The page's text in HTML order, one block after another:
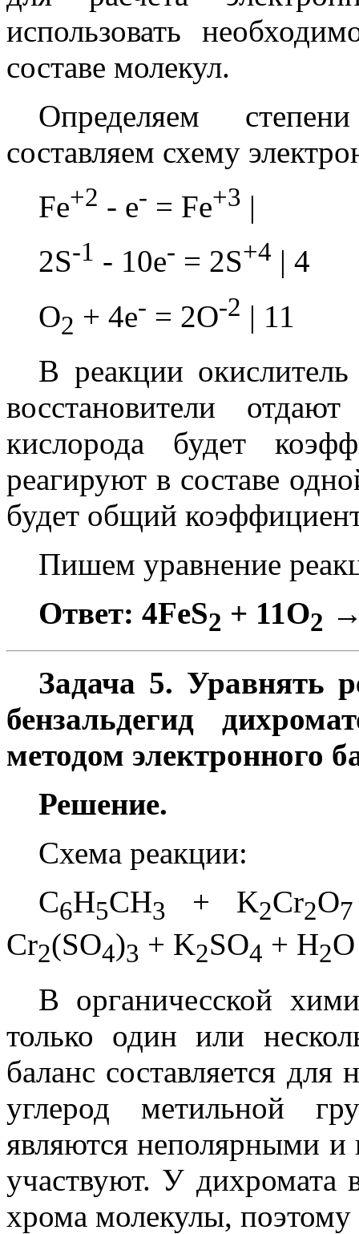
использовать
составе молекул.
Определяем
составляем схему
Fe+2 - e- = Fe+3 |
2S-1 - 10e- = 2S+4 | 4
O2 + 4e- = 2O-2 | 11
В реакции
восстановители
кислорода будет
реагируют в составе
будет общий
Пишем уравнение
Ответ: 4FeS2 + 11O2
Задача 5. Уравнять
бензальдегид
методом электронного
Решение.
Схема реакции:
C6H5CH3 + K2Cr2O7
Cr2(SO4)3 + K2SO4 + H2O
В органичесской
только один или
баланc составляется
углерод метильной
являются неполярными и
участвуют. У дихромата
хрома молекулы, поэтому